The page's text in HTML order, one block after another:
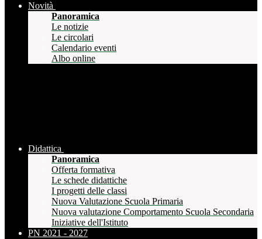
Novità
Panoramica
Le notizie
Le circolari
Calendario eventi
Albo online
Didattica
Panoramica
Offerta formativa
Le schede didattiche
I progetti delle classi
Nuova Valutazione Scuola Primaria
Nuova valutazione Comportamento Scuola Secondaria
Iniziative dell'Istituto
PN 2021 - 2027